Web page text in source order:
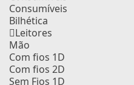
Consumíveis
Bilhética
Leitores
Mão
Com fios 1D
Com fios 2D
Sem Fios 1D